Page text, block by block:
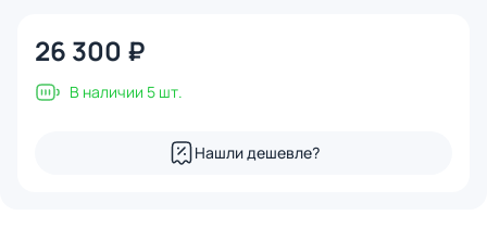
26 300 ₽
В наличии 5 шт.
Нашли дешевле?